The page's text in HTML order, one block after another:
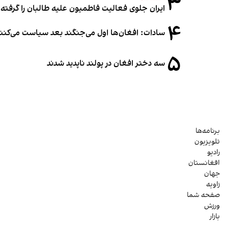
ایران جلوی فعالیت فاطمیون علیه طالبان را
۴ سادات: افغان‌ها اول می‌جنگند بعد سیاست
۵ سه دختر افغان در پولند ناپدید شدند
برنامه‌ها
تلویزیون
رادیو
افغانستان
جهان
زاویه
صفحه شما
ورزش
بازار